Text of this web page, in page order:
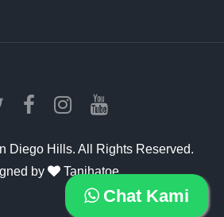
Chat Kami
Diego Hills. All Rights Reserved.
by
Tanihatoe